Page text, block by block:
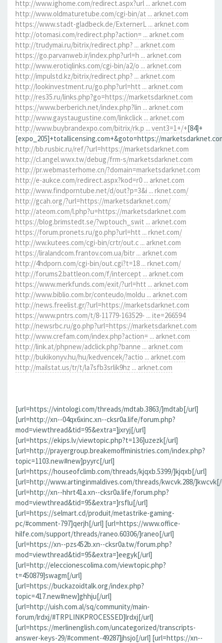
http://www.ighome.com/redirect.aspx?url ... arknet.com
http://www.oldmaturetube.com/cgi-bin/at ... arknet.com
https://www.stadt-gladbeck.de/ExternerL ... arknet.com
http://otomasi.com/redirect.php?action= ... arknet.com
http://trudymai.ru/bitrix/redirect.php? ... arknet.com
https://go.parvanweb.ir/index.php?url=h ... arknet.com
http://www.erotiqlinks.com/cgi-bin/a2/o ... arknet.com
http://impulstd.kz/bitrix/redirect.php? ... arknet.com
http://lookinvestment.ru/go.php?url=htt ... arknet.com
http://res35.ru/links.php?go=https://marketsdarknet.com
https://www.berberich.net/index.php?lin ... arknet.com
http://www.gaystaugustine.com/linkclick ... arknet.com
http://www.buybrandexpo.com/bitrix/rk.p ... vent3=1+/+[84]+
[expo_205]+totallicensing.com+&goto=https://
http://bb.rusbic.ru/ref/?url=https://marketsdarknet.com
http://cl.angel.wwx.tw/debug/frm-s/marketsdarknet.com
http://pr.webmasterhome.cn/?domain=marketsdarknet.com
http://e-aukce.com/redirect.aspx?kod=r0 ... arknet.com
http://www.findporntube.net/d/out?p=3&i ... rknet.com/
http://gcah.org/?url=https://marketsdarknet.com/
http://ateom.com/l.php?u=https://marketsdarknet.com
https://blog.brimstedt.se/?wptouch_swit ... arknet.com
https://forum.pronets.ru/go.php?url=htt ... rknet.com/
http://ww.kutees.com/cgi-bin/crtr/out.c ... arknet.com
https://liralandcom.frantov.com.ua/bitr ... arknet.com
http://4hdporn.com/cgi-bin/out.cgi?t=18 ... rknet.com/
http://forums2.battleon.com/f/intercept ... arknet.com
https://www.merkfunds.com/exit/?url=htt ... arknet.com
http://www.biblio.com.br/conteudo/moldu ... arknet.com
http://news.freelist.gr/?url=https://marketsdarknet.com
https://www.pntrs.com/t/8-11779-163529- ... ite=266594
http://newsrbc.ru/go.php?url=https://marketsdarknet.com
http://www.crefam.com/index.php?action= ... arknet.com
http://link.at/phpnew/adclick.php?banne ... arknet.com
http://bukikonyv.hu/hu/kedvencek/?actio ... arknet.com
http://mailstat.us/tr/t/la7sfb3srlik9hz ... arknet.com
[url=https://vintologi.com/threads/mdtab.3863/]mdtab[/url]
[url=http://xn--04qx6xinc.xn--cksr0a.life/forum.php?
mod=viewthread&tid=95&extra=]jxryj[/url]
[url=https://ekips.lv/viewtopic.php?t=136]uzezk[/url]
[url=http://prayergroup.breakemoffministries.com/index.php?
topic=1103.new#new]pyyrc[/url]
[url=https://houseofclimb.com/threads/kjqxb.5399/]kjqxb[/url]
[url=http://www.artinginmaldives.com/threads/kwcvk.288/
[url=http://xn--hhrt41a.xn--cksr0a.life/forum.php?
mod=viewthread&tid=95&extra=]rsflu[/url]
[url=https://selmart.cd/produit/metastrike-gaming-
pc/#comment-797]qerjh[/url] [url=https://www.office-
hilfe.com/support/threads/raneo.60306/]raneo[/url]
[url=https://xn--pzs452b.xn--cksr0a.tw/forum.php?
mod=viewthread&tid=95&extra=]eegyk[/url]
[url=http://eleccionescolima.com/viewtopic.php?
t=450879]swagm[/url]
[url=https://buckazoidtalk.org/index.php?
topic=417.new#new]ghhju[/url]
[url=http://uish.com.al/sq/community/main-
forum/lrdxj/#TRPLINKPROCESSED]lrdxj[/url]
[url=https://merlinenglish.com/uncategorized/transcripts-
answer-keys-29/#comment-49287]jhsjo[/url] [url=https://xn--